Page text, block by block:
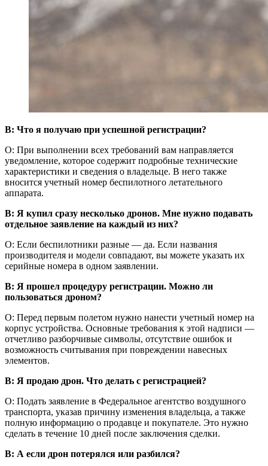
В: Что я получаю при успешной регистрации?
О: При выполнении всех требований вам направляется
уведомление, которое содержит подробные технические
характеристики и сведения о владельце. В него также
вносится учетный номер беспилотного летательного
аппарата.
В: Я купил сразу несколько дронов. Мне нужно подавать
отдельное заявление на каждый из них?
О: Если беспилотники разные — да. Если названия
производителя и модели совпадают, вы можете указать их
серийные номера в одном заявлении.
В: Я прошел процедуру регистрации. Можно ли
пользоваться дроном?
О: Перед первым полетом нужно нанести учетный номер на
корпус устройства. Основные требования к этой надписи —
отчетливо разборчивые символы, отсутствие ошибок и
возможность считывания при повреждении навесных
элементов.
В: Я продаю дрон. Что делать с регистрацией?
О: Подать заявление в Федеральное агентство воздушного
транспорта, указав причину изменения владельца, а также
полную информацию о продавце и покупателе. Это нужно
сделать в течение 10 дней после заключения сделки.
В: А если дрон потерялся или разбился?